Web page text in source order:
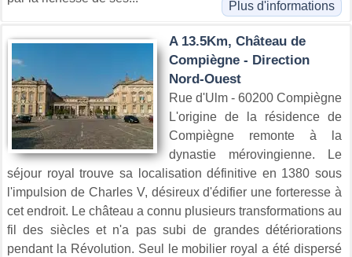
Plus d'informations
A 13.5Km, Château de
Compiègne - Direction
Nord-Ouest
Rue d'Ulm - 60200 Compiègne
L'origine de la résidence de
Compiègne remonte à la
dynastie mérovingienne. Le
séjour royal trouve sa localisation définitive en 1380 sous
l'impulsion de Charles V, désireux d'édifier une forteresse à
cet endroit. Le château a connu plusieurs transformations au
fil des siècles et n'a pas subi de grandes détériorations
pendant la Révolution. Seul le mobilier royal a été dispersé